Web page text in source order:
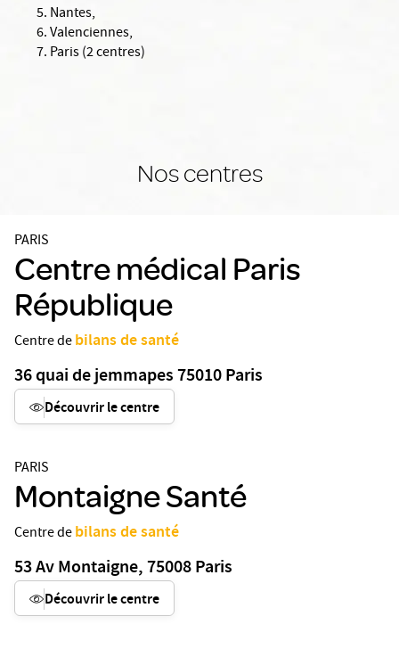
Nantes,
Valenciennes,
Paris (2 centres)
Nos centres
PARIS
Centre médical Paris
République
Centre debilans de santé
36 quai de jemmapes 75010 Paris
Découvrir le centre
PARIS
Montaigne Santé
Centre debilans de santé
53 Av Montaigne, 75008 Paris
Découvrir le centre